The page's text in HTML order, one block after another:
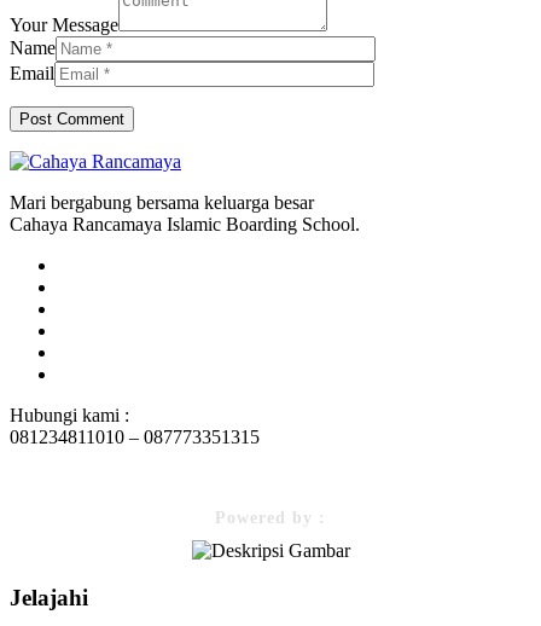
Your Message
Name
Email
Mari bergabung bersama keluarga besar
Cahaya Rancamaya Islamic Boarding School.
Hubungi kami :
081234811010 – 087773351315
Powered by :
Jelajahi